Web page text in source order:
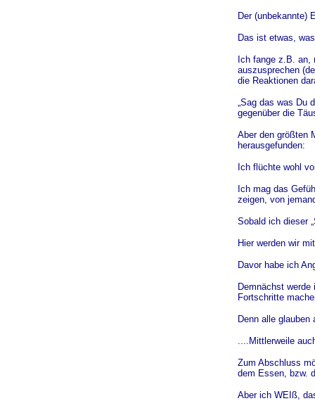
Der (unbekannte)
Das ist etwas,
Ich fange z.B. an,
auszusprechen
die Reaktionen
„Sag das was Du
gegenüber die
Aber den größten
herausgefunden:
Ich flüchte wohl
Ich mag das
zeigen, von
Sobald ich dieser
Hier werden wir
Davor habe ich
Demnächst
Fortschritte
Denn alle
....Mittlerweile
Zum Abschluss
dem Essen, bzw.
Aber ich WEIß,